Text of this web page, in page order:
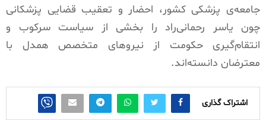
جامعه‌ی پزشکی کشور، احضار و تعقیب قضایی پزشکانی
چون یاسر رحمانی‌راد را بخشی از سیاست سرکوب و
انتقام‌گیری حکومت از نیروهای متخصص همدل با
معترضان دانسته‌اند.
اشتراک گذاری